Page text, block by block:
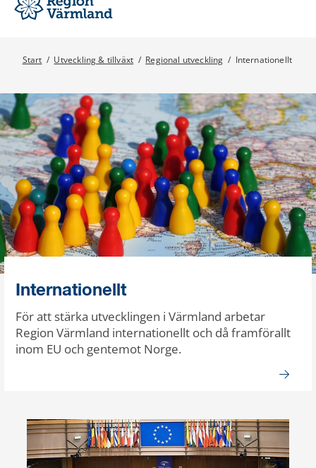
Start / Utveckling & tillväxt / Regional utveckling / Internationellt
Internationellt
För att stärka utvecklingen i Värmland arbetar
Region Värmland internationellt och då framförallt
inom EU och gentemot Norge.